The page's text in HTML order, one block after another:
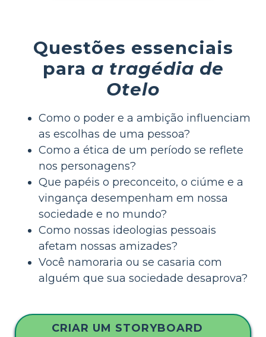
Questões essenciais
para a tragédia de
Otelo
Como o poder e a ambição influenciam
as escolhas de uma pessoa?
Como a ética de um período se reflete
nos personagens?
Que papéis o preconceito, o ciúme e a
vingança desempenham em nossa
sociedade e no mundo?
Como nossas ideologias pessoais
afetam nossas amizades?
Você namoraria ou se casaria com
alguém que sua sociedade desaprova?
CRIAR UM STORYBOARD